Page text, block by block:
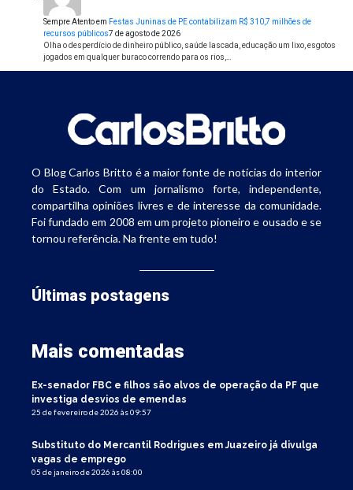
Sempre Atentoem Festas Juninas de PE contabilizam R$ 310,7 milhões de
recursos públicos7 de agosto de 2026
Olha o desperdício de dinheiro público, saúde lascada, educação um lixo, esgotos
jogados em qualquer buraco correndo para os rios,…
O Blog Carlos Britto é a maior fonte de notícias do interior
do Estado. Com um jornalismo forte, independente,
compartilha opiniões livres e de interesse da comunidade.
Foi fundado em 2008 em um projeto pioneiro e ousado e se
tornou referência. Na frente em tudo!
Últimas postagens
Mais comentadas
Ex-senador FBC e filhos são alvos de operação da PF que
investiga desvios de emendas
25 de fevereiro de 2026 às 09:57
Substituto do Mercantil Rodrigues em Juazeiro já divulga
vagas de emprego
05 de janeiro de 2026 às 08:00